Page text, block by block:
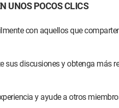
UNOS POCOS CLICS
con aquellos que
sus discusiones y obtenga más
y ayude a otros